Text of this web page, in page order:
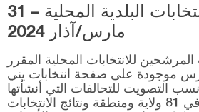
بورصا
جناق قلعة
شانكيري
جوروم
المرشحون للانتخابات البلدية المحلية – 31
مارس/آذار 2024
للانتخابات المحلية المقرر
في 31 مارس موجودة على صفحة انتخابات يني
التصويت للتحالفات التي أنشأتها
الأحزاب التركية في 81 ولاية ومنطقة ونتائج الانتخابات